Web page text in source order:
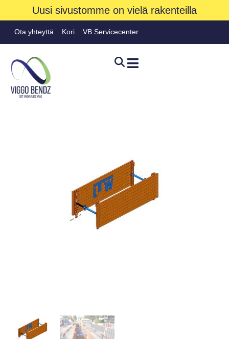
Uusi sivustomme on vielä rakenteilla
Ota yhteyttä Kori VB Servicecenter